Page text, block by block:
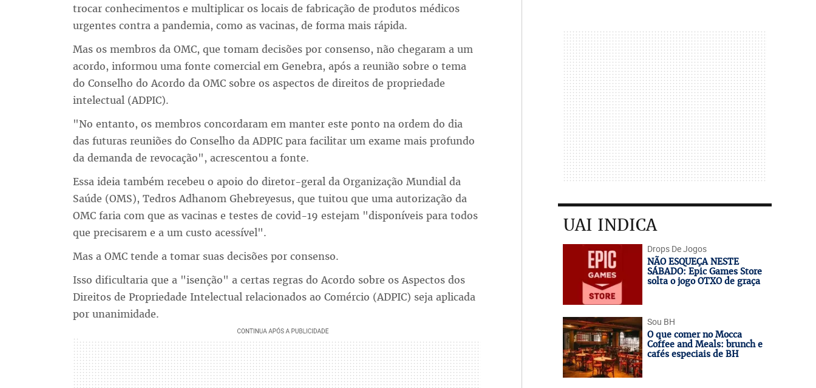
trocar conhecimentos e multiplicar os locais de fabricação de produtos médicos
urgentes contra a pandemia, como as vacinas, de forma mais rápida.
Mas os membros da OMC, que tomam decisões por consenso, não chegaram a um
acordo, informou uma fonte comercial em Genebra, após a reunião sobre o tema
do Conselho do Acordo da OMC sobre os aspectos de direitos de propriedade
intelectual (ADPIC).
"No entanto, os membros concordaram em manter este ponto na ordem do dia
das futuras reuniões do Conselho da ADPIC para facilitar um exame mais profundo
da demanda de revocação", acrescentou a fonte.
Essa ideia também recebeu o apoio do diretor-geral da Organização Mundial da
Saúde (OMS), Tedros Adhanom Ghebreyesus, que tuitou que uma autorização da
OMC faria com que as vacinas e testes de covid-19 estejam "disponíveis para todos
que precisarem e a um custo acessível".
Mas a OMC tende a tomar suas decisões por consenso.
Isso dificultaria que a "isenção" a certas regras do Acordo sobre os Aspectos dos
Direitos de Propriedade Intelectual relacionados ao Comércio (ADPIC) seja aplicada
por unanimidade.
UAI INDICA
Drops De Jogos
NÃO ESQUEÇA NESTE
SÁBADO: Epic Games Store
solta o jogo OTXO de graça
Sou BH
O que comer no Mocca
Coffee and Meals: brunch e
cafés especiais de BH